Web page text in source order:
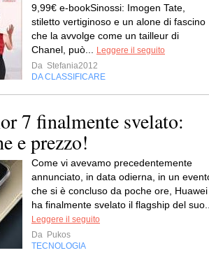
9,99€ e-bookSinossi: Imogen Tate,
stiletto vertiginoso e un alone di fascino
che la avvolge come un tailleur di
Chanel, può...
Leggere il seguito
Da Stefania2012
DA CLASSIFICARE
7 finalmente svelato:
e prezzo!
Come vi avevamo precedentemente
annunciato, in data odierna, in un
che si è concluso da poche ore, Huawei
ha finalmente svelato il flagship del
Leggere il seguito
Da Pukos
TECNOLOGIA